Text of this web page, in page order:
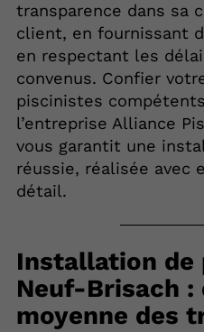
transparence dans sa
client, en fournissant
en respectant les
convenus. Confier
piscinistes
l’entreprise Alliance
vous garantit une
réussie, réalisée avec
détail.
Installation de
Neuf-Brisach :
moyenne des